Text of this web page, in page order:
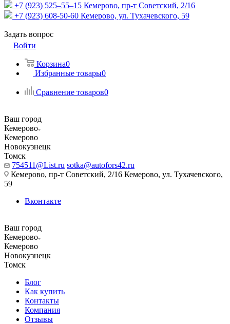
+7 (923) 525–55–15 Кемерово, пр-т Советский, 2/16
+7 (923) 608-50-60 Кемерово, ул. Тухачевского, 59
Задать вопрос
Войти
Корзина0
Избранные товары0
Сравнение товаров0
Ваш город
Кемерово
Кемерово
Новокузнецк
Томск
754511@List.ru sotka@autofors42.ru
Кемерово, пр-т Советский, 2/16 Кемерово, ул. Тухачевского,
59
Вконтакте
Ваш город
Кемерово
Кемерово
Новокузнецк
Томск
Блог
Как купить
Контакты
Компания
Отзывы